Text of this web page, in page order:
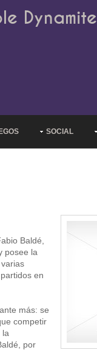
Dynamite
SOCIAL
Baldé,
posee la
en
más: se
competir
la
por